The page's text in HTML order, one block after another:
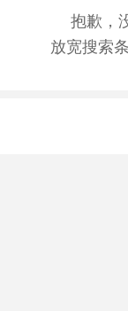
抱歉，
放宽搜索